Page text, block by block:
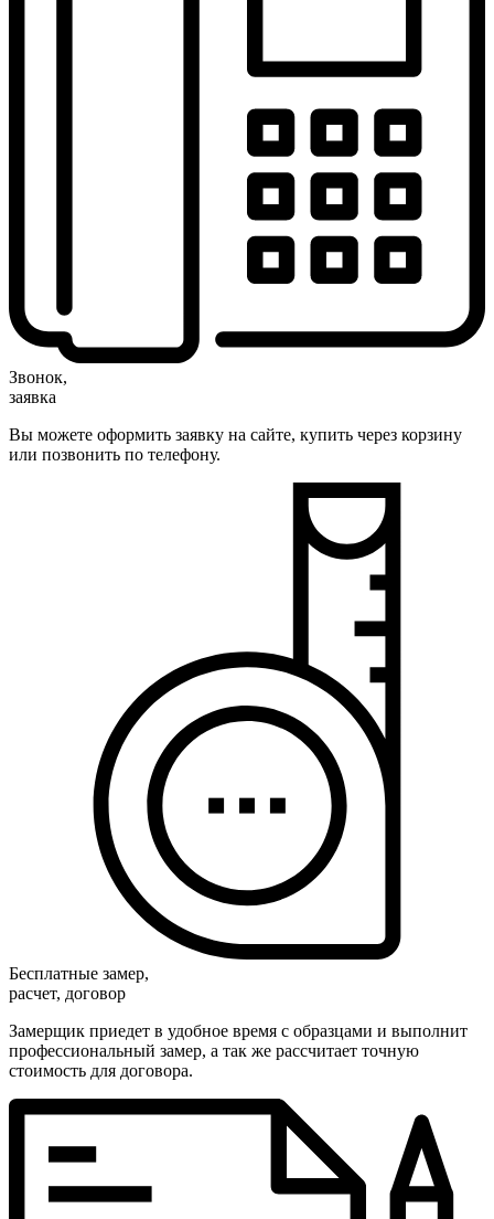
Звонок,
заявка
Вы можете оформить заявку на сайте, купить через корзину
или позвонить по телефону.
Бесплатные замер,
расчет, договор
Замерщик приедет в удобное время с образцами и выполнит
профессиональный замер, а так же рассчитает точную
стоимость для договора.